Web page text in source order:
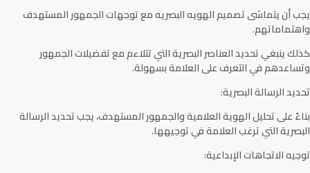
يجب أن يتماشى تصميم الهويه البصريه مع توجهات الجمهور المستهدف
واهتماماتهم.
كذلك ينبغي تحديد العناصر البصرية التي تتلاءم مع تفضيلات الجمهور
وتساعدهم في التعرف على العلامة بسهولة.
تحديد الرسالة البصرية:
بناءً على تحليل الهوية العلامية والجمهور المستهدف، يجب تحديد الرسالة
البصرية التي ترغب العلامة في توجيهها.
توجيه الاتجاهات الإبداعية: